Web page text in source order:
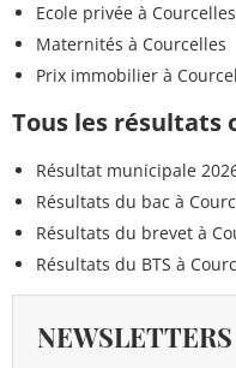
Ecole privée à Courcelles
Maternités à Courcelles
Prix immobilier à
Tous les résultats
Résultat municipale
Résultats du bac à
Résultats du brevet à
Résultats du BTS à
NEWSLETTERS